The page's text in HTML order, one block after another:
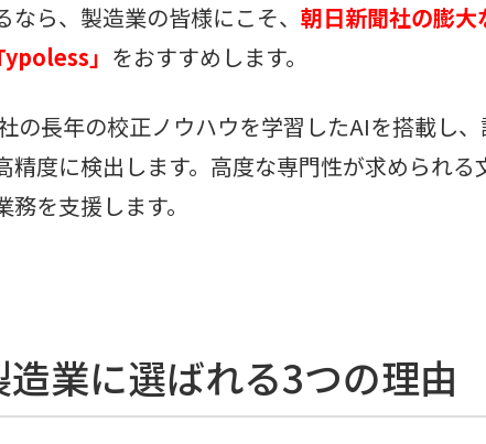
ら、製造業の皆様にこそ、 朝日新聞社の膨
」 をおすすめします。
の長年の校正ノウハウを学習したAIを搭載し
精度に検出します。高度な専門性が求められる
を支援します。
業に選ばれる3つの理由